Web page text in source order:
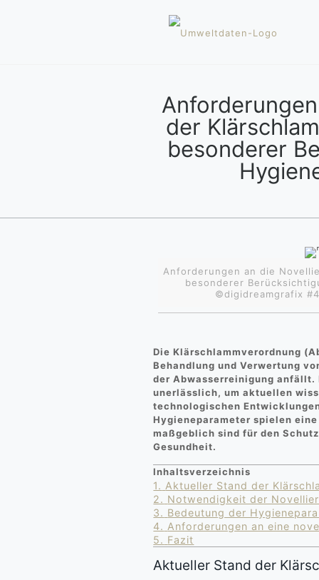
der
besonderer
Anforderungen an die
besonderer
©digidreamgrafix
Die Klärschlammverordnung
Behandlung und Verwertung
der Abwasserreinigung
unerlässlich, um aktuellen
technologischen
Hygieneparameter spielen
maßgeblich sind für den
Gesundheit.
Inhaltsverzeichnis
1. Aktueller Stand der
2. Notwendigkeit der
3. Bedeutung der
4. Anforderungen an eine
5. Fazit
Aktueller Stand der